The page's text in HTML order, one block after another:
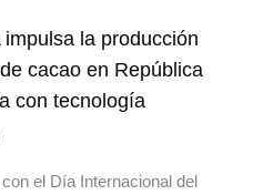
impulsa la producción
cacao en República
con tecnología
el Día Internacional del